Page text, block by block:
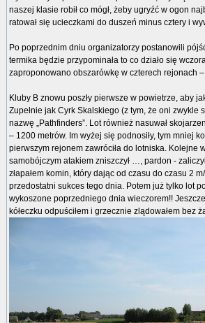
naszej klasie robił co mógł, żeby ugryźć w ogon
ratował się ucieczkami do duszeń minus cztery i
Po poprzednim dniu organizatorzy postanowili
termika będzie przypominała to co działo się
zaproponowano obszarówkę w czterech rejonach
Kluby B znowu poszły pierwsze w powietrze, aby
Zupełnie jak Cyrk Skalskiego (z tym, że oni zwykle
nazwę „Pathfinders”. Lot również nasuwał
– 1200 metrów. Im wyżej się podnosiły, tym mniej
pierwszym rejonem zawróciła do lotniska. Kolejne
samobójczym atakiem zniszczył …, pardon -
złapałem komin, który dając od czasu do czasu 2
przedostatni sukces tego dnia. Potem już tylko lot
wykoszone poprzedniego dnia wieczorem!!
kółeczku odpuściłem i grzecznie zlądowałem bez